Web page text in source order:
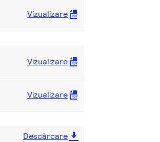
Vizualizare
Vizualizare
Vizualizare
Descărcare